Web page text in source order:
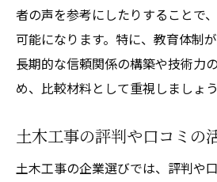
者の声を参考にしたりすることで
可能になります。特に、教育体制
長期的な信頼関係の構築や技術力
め、比較材料として重視しましょう
土木工事の評判や口コミの
土木工事の企業選びでは、評判や